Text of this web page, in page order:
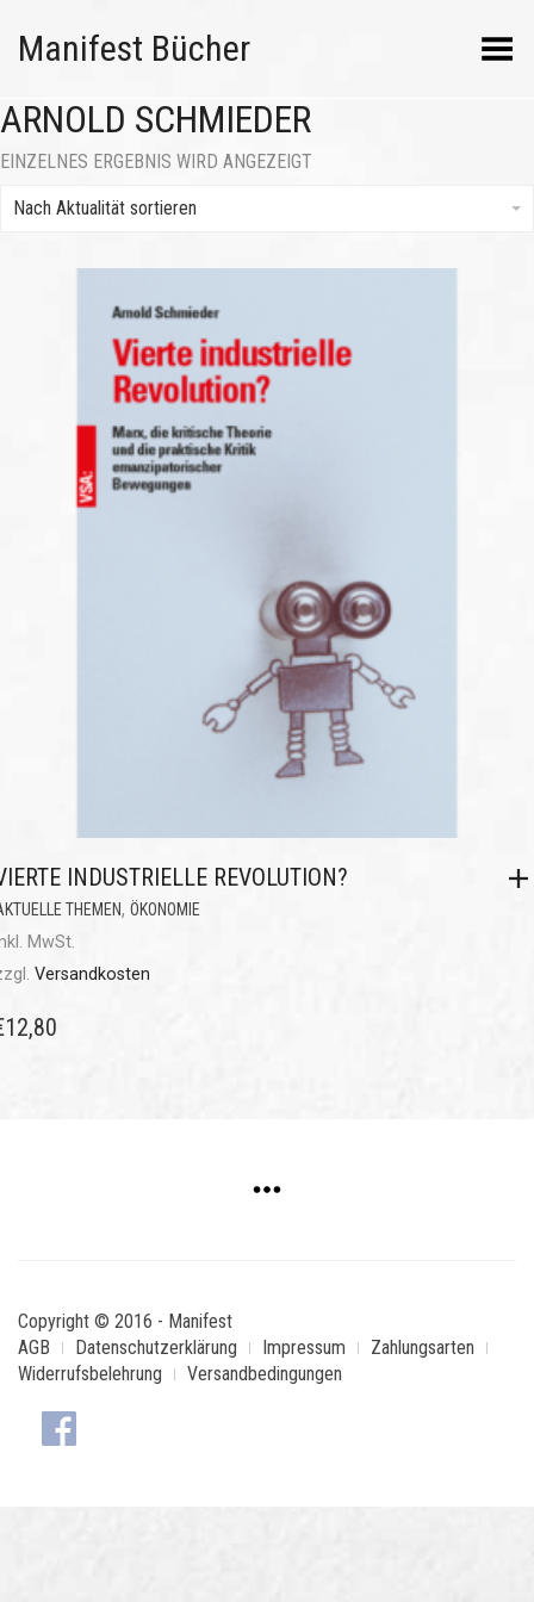
Manifest Bücher Menü umschalten
ARNOLD SCHMIEDER
EINZELNES ERGEBNIS WIRD ANGEZEIGT
Nach Aktualität sortieren
INDUSTRIELLE REVOLUTION?
THEMEN, ÖKONOMIE
MwSt.
Versandkosten
12,80
Copyright © 2016 - Manifest
AGB
Datenschutzerklärung Impressum
Zahlungsarten
Widerrufsbelehrung
Versandbedingungen